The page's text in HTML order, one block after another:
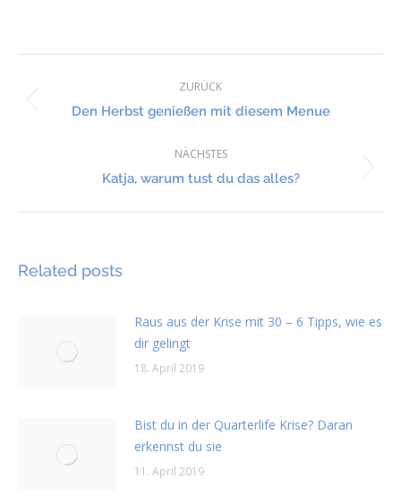
ZURÜCK
Vorheriger
Den Herbst genießen mit diesem Menue
NÄCHSTES
Nächster
Katja, warum tust du das alles?
Related posts
Raus aus der Krise mit 30 – 6 Tipps, wie es
dir gelingt
18. April 2019
Bist du in der Quarterlife Krise? Daran
erkennst du sie
11. April 2019